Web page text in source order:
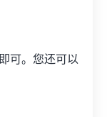
可。您还可以